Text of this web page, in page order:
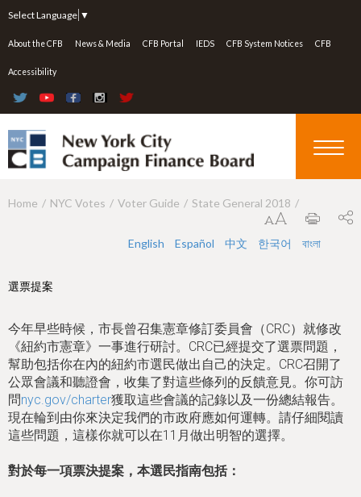
Select Language ▼
About the CFB News & Media CFB Portal IEDS CFB System Notices CFB
Accessibility
Y
a
e
h
e
r
e
Home NYC Votes Voter Guide State General 2018
English Español 中文 한국어 বাংলা
選票提案
今年早些時候，市長曾召集憲章修訂委員會（CRC）就修改
《紐約市憲章》一事進行研討。CRC已經提交了選票問題，
幫助包括你在內的紐約市選民做出自己的決定。CRC召開了
公眾會議和聽證會，收集了對這些條列的反饋意見。你可訪
問nyc.gov/charter獲取這些會議的記錄以及一份總結報告。
現在輪到由你來決定我們的市政府應如何運轉。請仔細閱讀
這些問題，這樣你就可以在11月做出明智的選擇。
對於每一項票決提案，本選民指南包括：